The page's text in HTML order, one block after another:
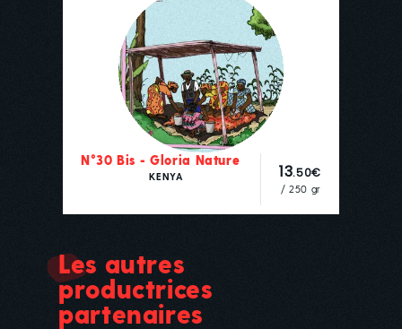
N°30 Bis - Gloria Nature
KENYA 13.50€
/ 250 gr
Les autres
productrices
partenaires